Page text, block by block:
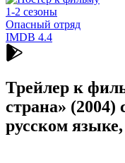
1-2 сезоны
Опасный отряд
IMDB 4.4
Трейлер к
страна» (2004)
русском